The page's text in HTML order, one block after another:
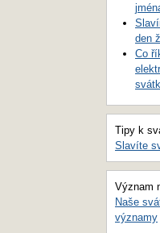
den
Co
Tipy k
Slavíte
Význam
Naše
významy